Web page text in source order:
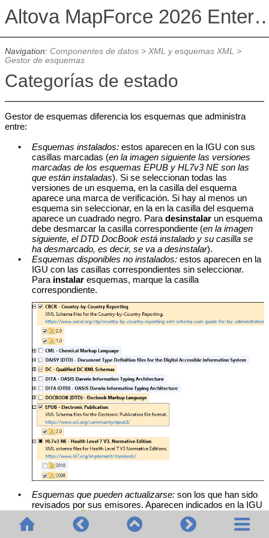
Altova MapForce 2026
Navigation: Componentes de datos> XML y esquemas XML >
Gestor de esquemas
Categorías de estado
Gestor de esquemas diferencia los esquemas que administra
entre:
•
Esquemas instalados: estos aparecen en la IGU con sus
casillas marcadas (en la imagen siguiente las versiones
marcadas de los esquemas EPUB y HL7v3 NE son las
que están instaladas). Si se seleccionan todas las
versiones de un esquema, en la casilla del esquema
aparece una marca de verificación. Si hay al menos un
esquema sin seleccionar, en la en la casilla del esquema
aparece un cuadrado negro. Paradesinstalar un esquema
debe desmarcar la casilla correspondiente (en la imagen
siguiente, el DTD DocBook está instalado y su casilla se
ha desmarcado, es decir, se va a desinstalar).
•
Esquemas disponibles no instalados: estos aparecen en la
IGU con las casillas correspondientes sin seleccionar.
Para instalar esquemas, marque la casilla
correspondiente.
• Esquemas que pueden actualizarse: son los que han sido
revisados por sus emisores. Aparecen indicados en la IGU
con el icono
imagen anterior ). Puede aplicar parches
esquema seleccionado con la revisión que esté disponible.